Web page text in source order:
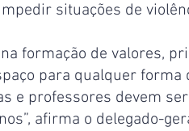
situações de
formação de valores,
para qualquer forma
e professores devem
afirma o delegado-